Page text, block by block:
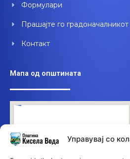
Управувај со
Формулари
Прашајте го градоначалникот
Контакт
Мапа од општината